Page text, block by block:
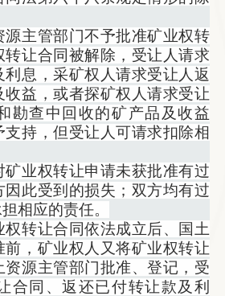
主管部门不予批准矿业权转
让合同被解除，受让人请求
息，采矿权人请求受让人返
益，或者探矿权人请求受让
勘查中回收的矿产品及收益
持，但受让人可请求扣除相
业权转让申请未获批准有过
此受到的损失；双方均有过
相应的责任。
转让合同依法成立后、国土
前，矿业权人又将矿业权转让
源主管部门批准、登记，受
合同、返还已付转让款及利